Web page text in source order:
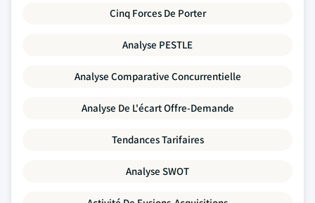
Cinq Forces De Porter
Analyse PESTLE
Analyse Comparative Concurrentielle
Analyse De L'écart Offre-Demande
Tendances Tarifaires
Analyse SWOT